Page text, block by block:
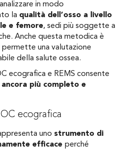
in modo
la qualità dell’osso a livello
e femore, sedi più soggette a
Anche questa metodica è
permette una valutazione
della salute ossea.
ecografica e REMS consente
ancora più completo e
ecografica
uno strumento di
efficace perché